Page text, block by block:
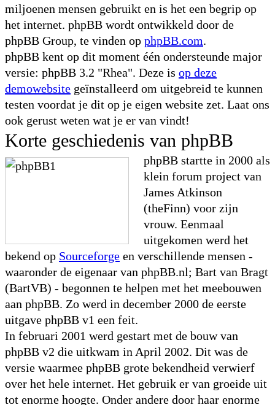
miljoenen mensen gebruikt en is het een begrip op
het internet. phpBB wordt ontwikkeld door de
phpBB Group, te vinden op phpBB.com.
phpBB kent op dit moment één ondersteunde major
versie: phpBB 3.2 "Rhea". Deze is op deze
demowebsite geïnstalleerd om uitgebreid te kunnen
testen voordat je dit op je eigen website zet. Laat ons
ook gerust weten wat je er van vindt!
Korte geschiedenis van phpBB
phpBB startte in 2000 als
klein forum project van
James Atkinson
(theFinn) voor zijn
vrouw. Eenmaal
uitgekomen werd het
bekend op Sourceforge en verschillende mensen -
waaronder de eigenaar van phpBB.nl; Bart van Bragt
(BartVB) - begonnen te helpen met het meebouwen
aan phpBB. Zo werd in december 2000 de eerste
uitgave phpBB v1 een feit.
In februari 2001 werd gestart met de bouw van
phpBB v2 die uitkwam in April 2002. Dit was de
versie waarmee phpBB grote bekendheid verwierf
over het hele internet. Het gebruik er van groeide uit
tot enorme hoogte. Onder andere door haar enorme